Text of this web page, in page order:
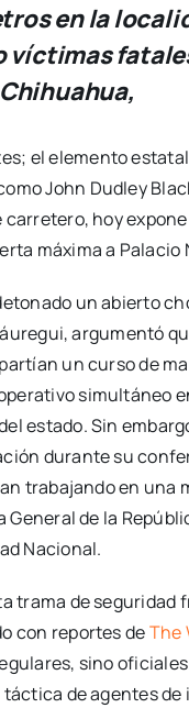
en la
el elemento
John Dudley
hoy
máxima a Palacio
un abierto
argumentó
un curso de
simultáneo
estado. Sin
durante su
trabajando en una
General de la
Nacional.
trama de
con reportes deThe
sino
táctica de agentes